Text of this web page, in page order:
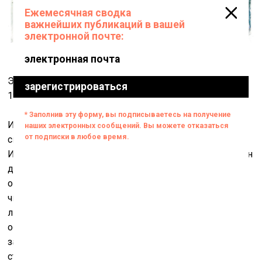
Эскиз инсталляции «Лабиринт (Альбом моей матери)»,
1990. Фото:© Ilya & Emilia Kabakov
Инсталляция «Альбом моей матери» становится
смысловым центром эрмитажной экспозиции.
Известна привязанность Кабакова к матери, и здесь он
даёт слово 80-летней Берте Юрьевне Солодухиной,
описывающей свою жизнь. Зритель, внимательно
читающий этот документ в клаустрофобическом
лабиринте узкого коридора, рано или поздно
обязательно чувствует себя погребённым под
завалами непрерывного человеческого горя и
страданий. Эта работа Кабакова больше других